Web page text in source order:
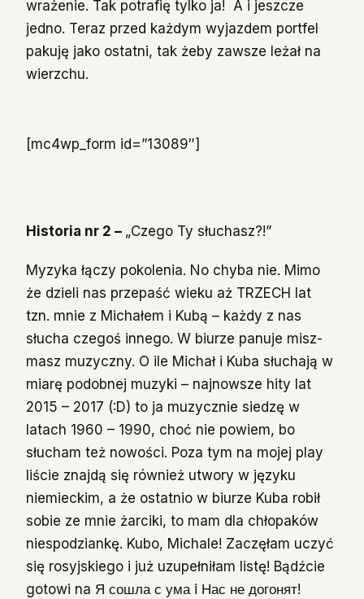
wrażenie. Tak potrafię tylko ja! A i jeszcze
jedno. Teraz przed każdym wyjazdem portfel
pakuję jako ostatni, tak żeby zawsze leżał na
wierzchu.
[mc4wp_form id=”13089″]
Historia nr 2 – „Czego Ty słuchasz?!”
Myzyka łączy pokolenia. No chyba nie. Mimo
że dzieli nas przepaść wieku aż TRZECH lat
tzn. mnie z Michałem i Kubą – każdy z nas
słucha czegoś innego. W biurze panuje misz-
masz muzyczny. O ile Michał i Kuba słuchają w
miarę podobnej muzyki – najnowsze hity lat
2015 – 2017 (:D) to ja muzycznie siedzę w
latach 1960 – 1990, choć nie powiem, bo
słucham też nowości. Poza tym na mojej play
liście znajdą się również utwory w języku
niemieckim, a że ostatnio w biurze Kuba robił
sobie ze mnie żarciki, to mam dla chłopaków
niespodziankę. Kubo, Michale! Zaczęłam uczyć
się rosyjskiego i już uzupełniłam listę! Bądźcie
gotowi na Я сошла с ума i Нас не догонят!